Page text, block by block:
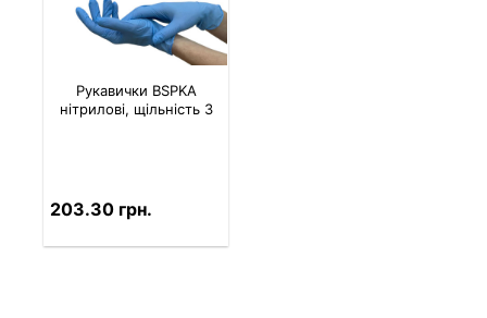
Рукавички BSPKA
нітрилові, щільність 3
203.30 грн.